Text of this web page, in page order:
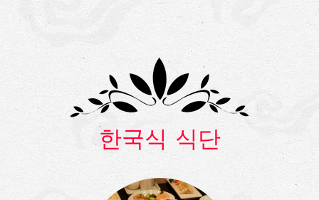
한국식 식단